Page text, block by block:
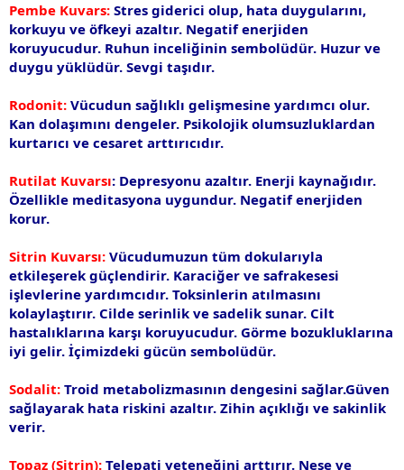
Pembe Kuvars: Stres giderici olup, hata duygularını,
korkuyu ve öfkeyi azaltır. Negatif enerjiden
koruyucudur. Ruhun inceliğinin sembolüdür. Huzur ve
duygu yüklüdür. Sevgi taşıdır.
Rodonit: Vücudun sağlıklı gelişmesine yardımcı olur.
Kan dolaşımını dengeler. Psikolojik olumsuzluklardan
kurtarıcı ve cesaret arttırıcıdır.
Rutilat Kuvarsı: Depresyonu azaltır. Enerji kaynağıdır.
Özellikle meditasyona uygundur. Negatif enerjiden
korur.
Sitrin Kuvarsı: Vücudumuzun tüm dokularıyla
etkileşerek güçlendirir. Karaciğer ve safrakesesi
işlevlerine yardımcıdır. Toksinlerin atılmasını
kolaylaştırır. Cilde serinlik ve sadelik sunar. Cilt
hastalıklarına karşı koruyucudur. Görme bozukluklarına
iyi gelir. İçimizdeki gücün sembolüdür.
Sodalit: Troid metabolizmasının dengesini sağlar.Güven
sağlayarak hata riskini azaltır. Zihin açıklığı ve sakinlik
verir.
Topaz (Sitrin): Telepati yeteneğini arttırır. Neşe ve